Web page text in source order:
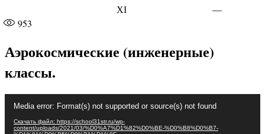
XI
—
953
Аэрокосмические (инженерные)
классы.
Видеоплеер
Media error: Format(s) not supported or source(s) not found
Скачать файл: https://school31str.ru/wp-
content/uploads/2021/03/%D0%A7%D1%82%D0%BE-%D0%B8%D0%B7-